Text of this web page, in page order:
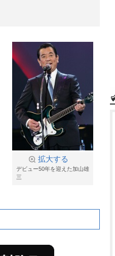
拡大する
デビュー50年を迎えた加山雄
三